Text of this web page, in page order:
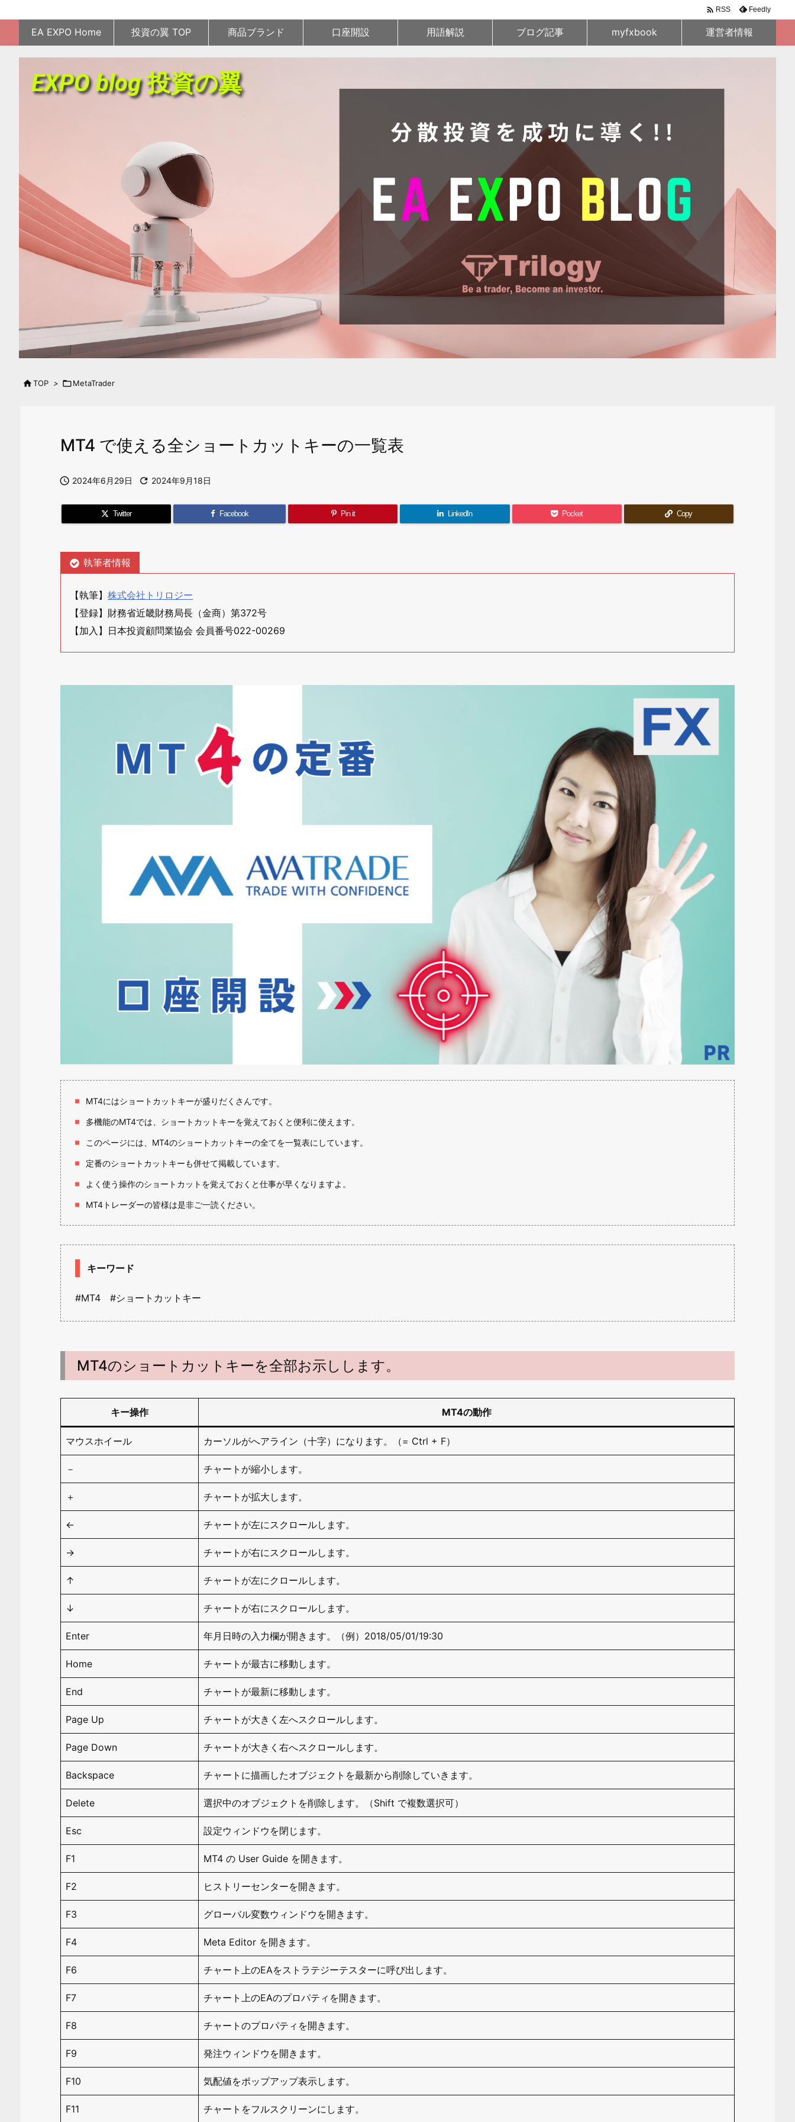
EA EXPO Home 投資の翼 TOP 商品ブランド 口座開設 用語解説 ブログ記事 myfxbook 運営者情報
 RSS Feedly
EXPO blog 投資の翼
TOP > MetaTrader
MT4 で使える全ショートカットキーの一覧表
 2024年6月29日  2024年9月18日
Twitter Facebook Pin it LinkedIn Pocket Copy
執筆者情報
【執筆】 株式会社トリロジー
【登録】財務省近畿財務局長（金商）第372号
【加入】日本投資顧問業協会 会員番号022-00269
MT4にはショートカットキーが盛りだくさんです。
多機能のMT4では、ショートカットキーを覚えておくと便利に使えます。
このページには、MT4のショートカットキーの全てを一覧表にしています。
定番のショートカットキーも併せて掲載しています。
よく使う操作のショートカットを覚えておくと仕事が早くなりますよ。
MT4トレーダーの皆様は是非ご一読ください。
キーワード
#MT4 #ショートカットキー
MT4のショートカットキーを全部お示しします。
キー操作 MT4の動作
マウスホイール カーソルがへアライン（十字）になります。（= Ctrl + F）
－ チャートが縮小します。
＋ チャートが拡大します。
← チャートが左にスクロールします。
→ チャートが右にスクロールします。
↑ チャートが左にクロールします。
↓ チャートが右にスクロールします。
Enter 年月日時の入力欄が開きます。（例）2018/05/01/19:30
Home チャートが最古に移動します。
End チャートが最新に移動します。
Page Up チャートが大きく左へスクロールします。
Page Down チャートが大きく右へスクロールします。
Backspace チャートに描画したオブジェクトを最新から削除していきます。
Delete 選択中のオブジェクトを削除します。（Shift で複数選択可）
Esc 設定ウィンドウを閉じます。
F1 MT4 の User Guide を開きます。
F2 ヒストリーセンターを開きます。
F3 グローバル変数ウィンドウを開きます。
F4 Meta Editor を開きます。
F6 チャート上のEAをストラテジーテスターに呼び出します。
F7 チャート上のEAのプロパティを開きます。
F8 チャートのプロパティを開きます。
F9 発注ウィンドウを開きます。
F10 気配値をポップアップ表示します。
F11 チャートをフルスクリーンにします。